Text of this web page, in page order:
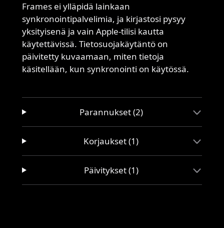
Frames ei ylläpidä lainkaan
synkronointipalvelimia, ja kirjastosi pysyy
yksityisenä ja vain Apple-tilisi kautta
käytettävissä. Tietosuojakäytäntö on
päivitetty kuvaamaan, miten tietoja
käsitellään, kun synkronointi on käytössä.
Parannukset (2)
Korjaukset (1)
Päivitykset (1)